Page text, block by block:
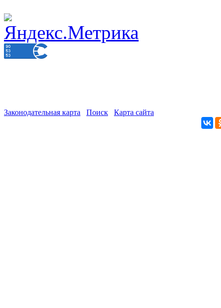
Законодательная карта Поиск Карта сайта